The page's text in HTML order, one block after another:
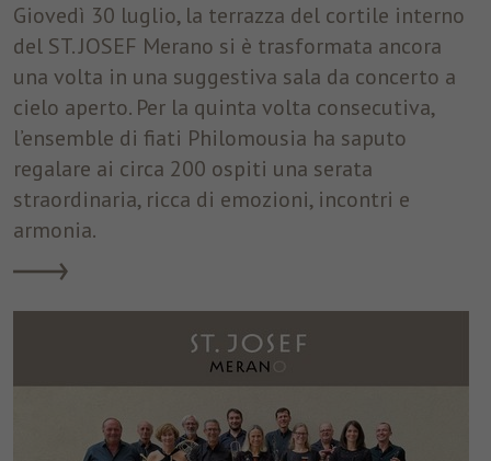
Giovedì 30 luglio, la terrazza del cortile interno
del ST. JOSEF Merano si è trasformata ancora
una volta in una suggestiva sala da concerto a
cielo aperto. Per la quinta volta consecutiva,
l’ensemble di fiati Philomousia ha saputo
regalare ai circa 200 ospiti una serata
straordinaria, ricca di emozioni, incontri e
armonia.